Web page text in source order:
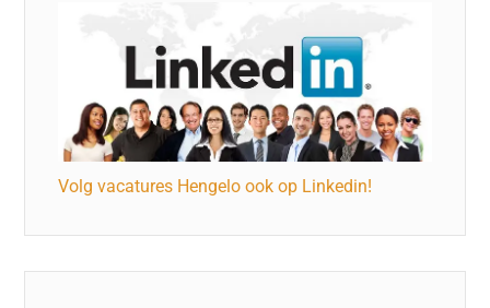
Volg vacatures Hengelo ook op Linkedin!